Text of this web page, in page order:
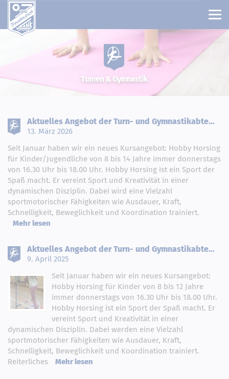
Turnen &Gymnasti k
Aktuelles Angebot der Turn- und Gymnastikabte…
13. März 2026
Seit Januar haben wir ein neues Kursangebot: Hobby Horsing
für Kinder/Jugendliche von 8 bis 14 Jahre immer donnerstags
von 16.30 Uhr bis 18.00 Uhr. Hobby Horsing ist ein Sport der
Spaß macht. Er vereint Sport und Kreativität in einer
dynamischen Disziplin. Dabei wird eine Vielzahl
sportmotorischer Fähigkeiten wie Ausdauer, Kraft,
Schnelligkeit, Beweglichkeit und Koordination trainiert.
Mehr lesen
Aktuelles Angebot der Turn- und Gymnastikabte…
9. April 2025
Seit Januar haben wir ein neues Kursangebot:
Hobby Horsing für Kinder von 8 bis 12 Jahre
immer donnerstags von 16.30 Uhr bis 18.00 Uhr.
Hobby Horsing ist ein Sport der Spaß macht. Er
vereint Sport und Kreativität in einer
dynamischen Disziplin. Dabei werden eine Vielzahl
sportmotorischer Fähigkeiten wie Ausdauer, Kraft,
Schnelligkeit, Beweglichkeit und Koordination trainiert.
Reiterliches
Mehr lesen